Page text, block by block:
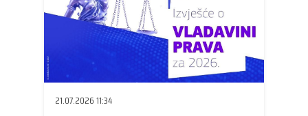
21.07.2026 11:34